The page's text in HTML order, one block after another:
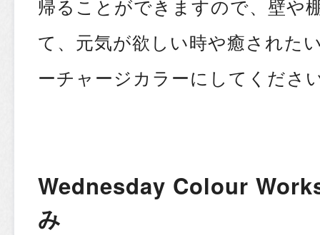
帰ることができますので、壁や
て、元気が欲しい時や癒された
ーチャージカラーにしてくださ
Wednesday Colour
み